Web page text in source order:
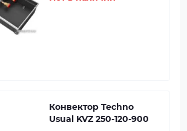
Конвектор Techno
Usual KVZ 250-120-900